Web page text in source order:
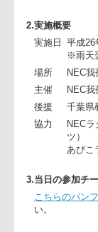
った
実施日 平成
※雨
NEC
NEC
後援
協力